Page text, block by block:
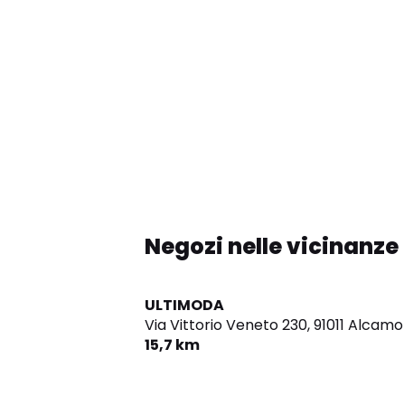
Negozi nelle vicinanze
ULTIMODA
Via Vittorio Veneto 230,91011 Alcamo
15,7 km